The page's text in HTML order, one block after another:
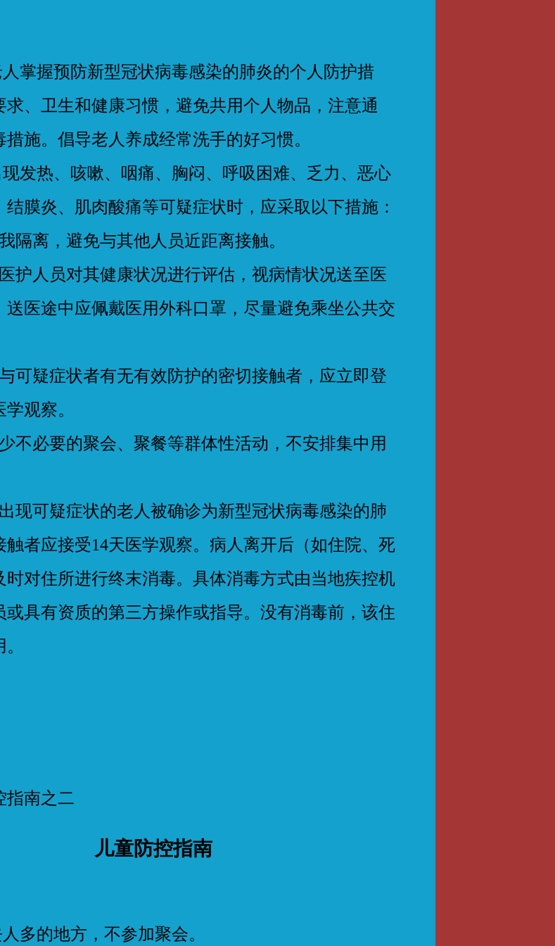
握预防新型冠状病毒感染的肺炎的个人防护措
求、卫生和健康习惯，避免共用个人物品，注意通
措施。倡导老人养成经常洗手的好习惯。
热、咳嗽、咽痛、胸闷、呼吸困难、乏力、恶心
结膜炎、肌肉酸痛等可疑症状时，应采取以下措施：
离，避免与其他人员近距离接触。
人员对其健康状况进行评估，视病情状况送至医
送医途中应佩戴医用外科口罩，尽量避免乘坐公共交
疑症状者有无有效防护的密切接触者，应立即登
观察。
必要的聚会、聚餐等群体性活动，不安排集中用
可疑症状的老人被确诊为新型冠状病毒感染的肺
触者应接受14天医学观察。病人离开后（如住院、死
时对住所进行终末消毒。具体消毒方式由当地疾控机
或具有资质的第三方操作或指导。没有消毒前，该住
指南之二
儿童防控指南
的地方，不参加聚会。